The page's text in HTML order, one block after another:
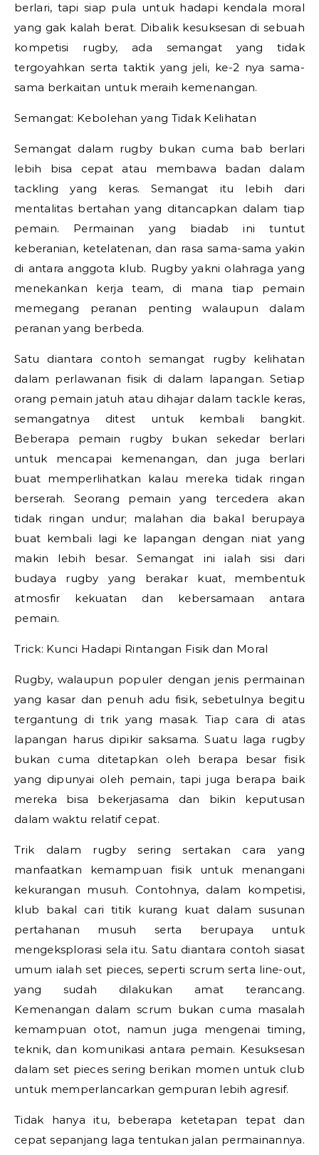
berlari, tapi siap pula untuk hadapi kendala moral
yang gak kalah berat. Dibalik kesuksesan di sebuah
kompetisi rugby, ada semangat yang tidak
tergoyahkan serta taktik yang jeli, ke-2 nya sama-
sama berkaitan untuk meraih kemenangan.
Semangat: Kebolehan yang Tidak Kelihatan
Semangat dalam rugby bukan cuma bab berlari
lebih bisa cepat atau membawa badan dalam
tackling yang keras. Semangat itu lebih dari
mentalitas bertahan yang ditancapkan dalam tiap
pemain. Permainan yang biadab ini tuntut
keberanian, ketelatenan, dan rasa sama-sama yakin
di antara anggota klub. Rugby yakni olahraga yang
menekankan kerja team, di mana tiap pemain
memegang peranan penting walaupun dalam
peranan yang berbeda.
Satu diantara contoh semangat rugby kelihatan
dalam perlawanan fisik di dalam lapangan. Setiap
orang pemain jatuh atau dihajar dalam tackle keras,
semangatnya ditest untuk kembali bangkit.
Beberapa pemain rugby bukan sekedar berlari
untuk mencapai kemenangan, dan juga berlari
buat memperlihatkan kalau mereka tidak ringan
berserah. Seorang pemain yang tercedera akan
tidak ringan undur; malahan dia bakal berupaya
buat kembali lagi ke lapangan dengan niat yang
makin lebih besar. Semangat ini ialah sisi dari
budaya rugby yang berakar kuat, membentuk
atmosfir kekuatan dan kebersamaan antara
pemain.
Trick: Kunci Hadapi Rintangan Fisik dan Moral
Rugby, walaupun populer dengan jenis permainan
yang kasar dan penuh adu fisik, sebetulnya begitu
tergantung di trik yang masak. Tiap cara di atas
lapangan harus dipikir saksama. Suatu laga rugby
bukan cuma ditetapkan oleh berapa besar fisik
yang dipunyai oleh pemain, tapi juga berapa baik
mereka bisa bekerjasama dan bikin keputusan
dalam waktu relatif cepat.
Trik dalam rugby sering sertakan cara yang
manfaatkan kemampuan fisik untuk menangani
kekurangan musuh. Contohnya, dalam kompetisi,
klub bakal cari titik kurang kuat dalam susunan
pertahanan musuh serta berupaya untuk
mengeksplorasi sela itu. Satu diantara contoh siasat
umum ialah set pieces, seperti scrum serta line-out,
yang sudah dilakukan amat terancang.
Kemenangan dalam scrum bukan cuma masalah
kemampuan otot, namun juga mengenai timing,
teknik, dan komunikasi antara pemain. Kesuksesan
dalam set pieces sering berikan momen untuk club
untuk memperlancarkan gempuran lebih agresif.
Tidak hanya itu, beberapa ketetapan tepat dan
cepat sepanjang laga tentukan jalan permainannya.